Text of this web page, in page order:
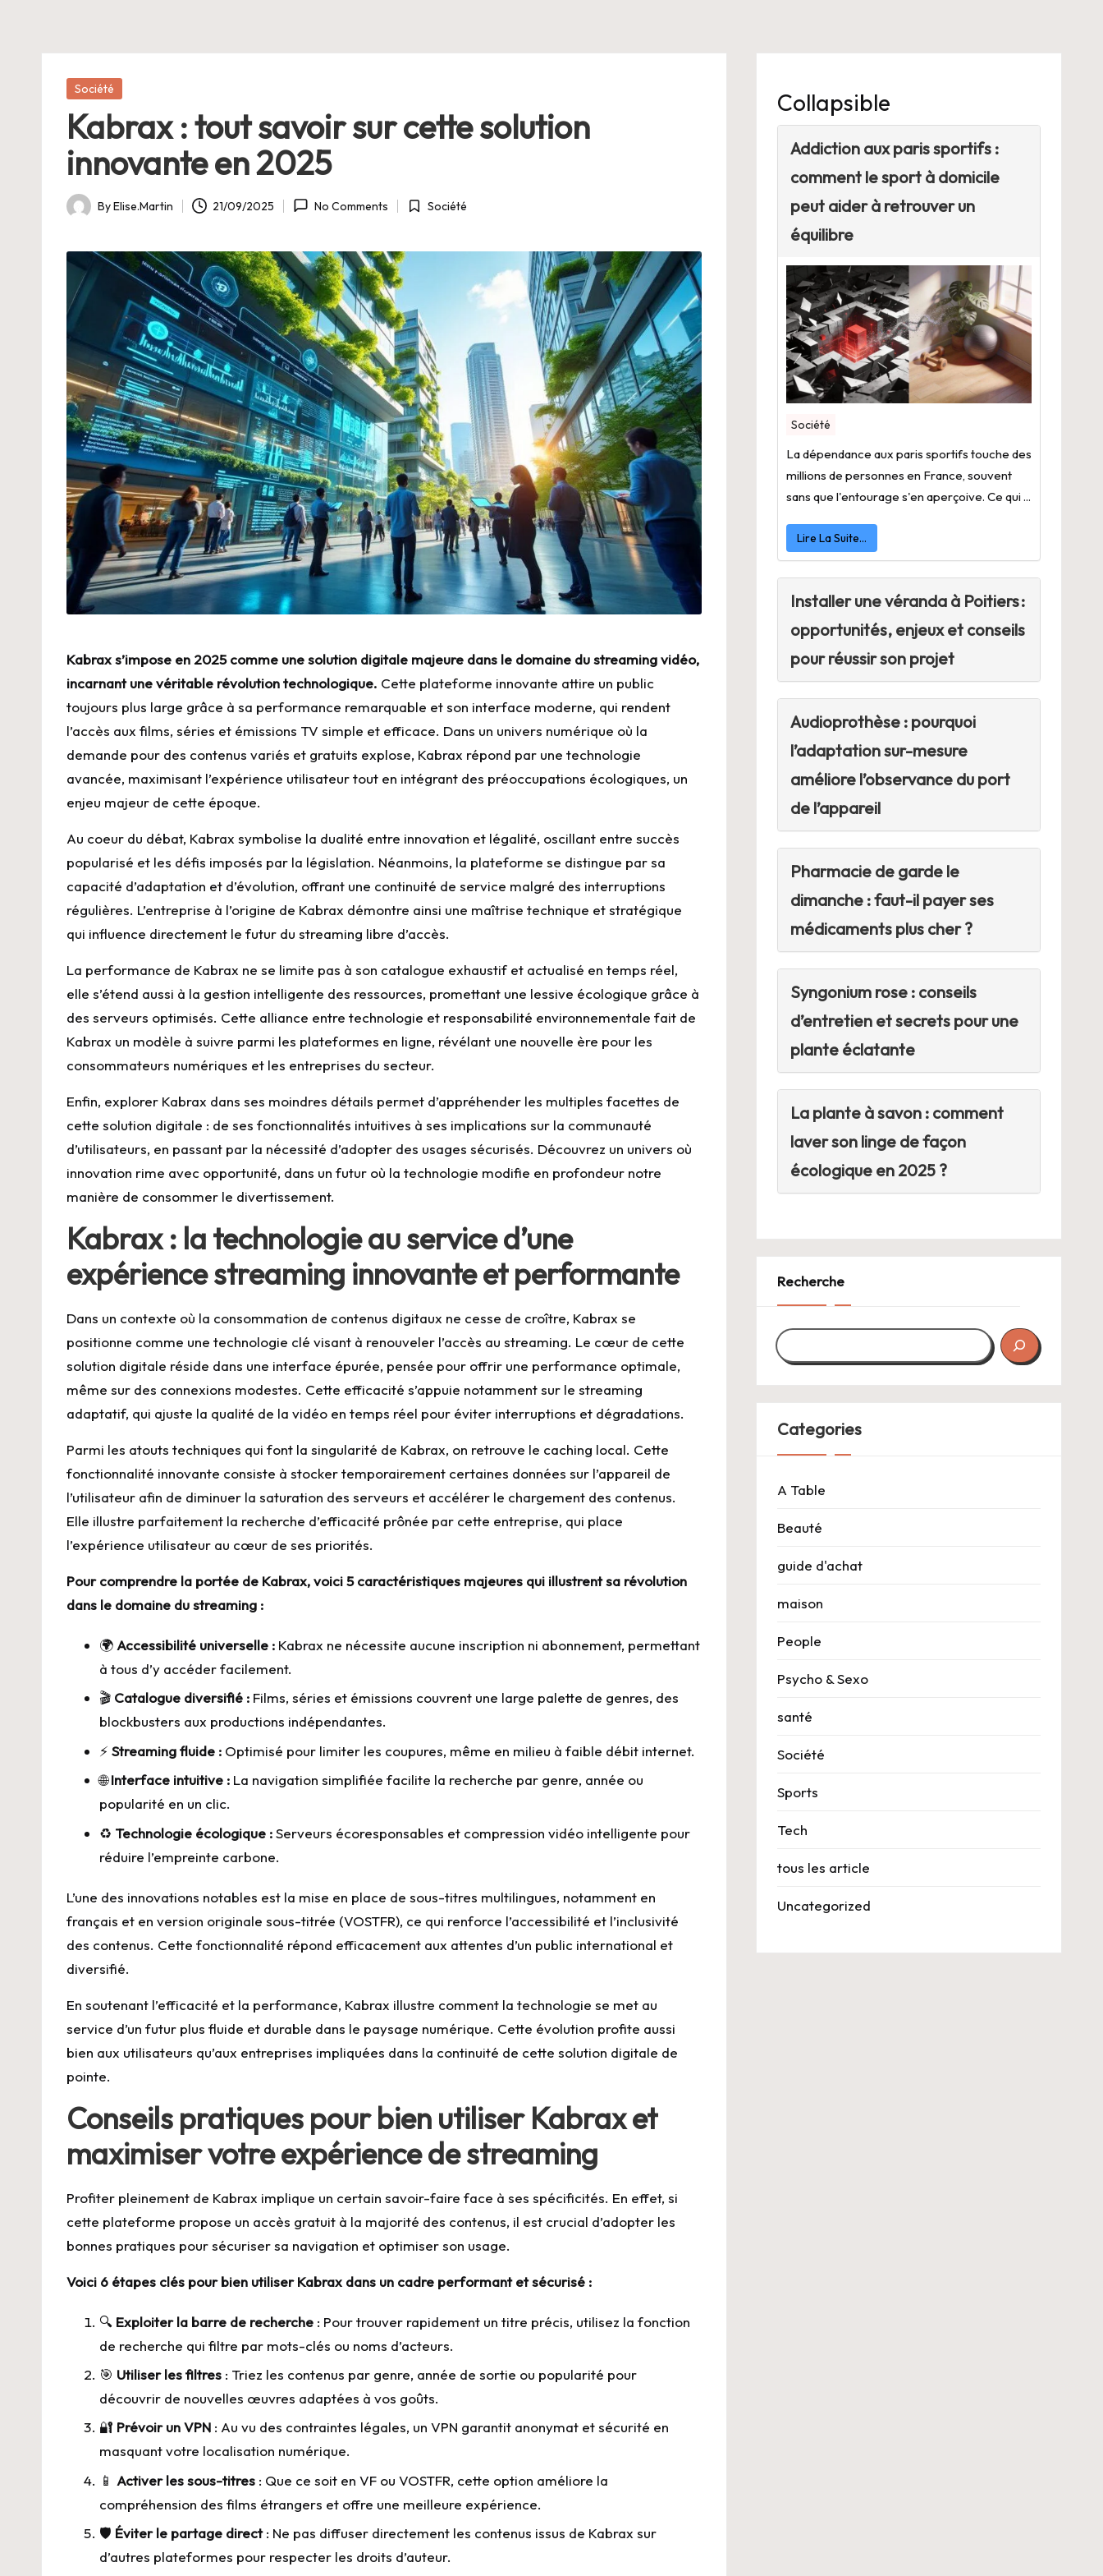
Posted
Société
Kabrax : tout savoir sur cette solution
innovante en 2025
Posted
ByElise.Martin 21/09/2025 No Comments
Posted
Société
Kabrax s’impose en 2025 comme une solution digitale majeure dans le domaine du streaming vidéo,
incarnant une véritable révolution technologique. Cette plateforme innovante attire un public
toujours plus large grâce à sa performance remarquable et son interface moderne, qui rendent
l’accès aux films, séries et émissions TV simple et efficace. Dans un univers numérique où la
demande pour des contenus variés et gratuits explose, Kabrax répond par une technologie
avancée, maximisant l’expérience utilisateur tout en intégrant des préoccupations écologiques, un
enjeu majeur de cette époque.
Au coeur du débat, Kabrax symbolise la dualité entre innovation et légalité, oscillant entre succès
popularisé et les défis imposés par la législation. Néanmoins, la plateforme se distingue par sa
capacité d’adaptation et d’évolution, offrant une continuité de service malgré des interruptions
régulières. L’entreprise à l’origine de Kabrax démontre ainsi une maîtrise technique et stratégique
qui influence directement le futur du streaming libre d’accès.
La performance de Kabrax ne se limite pas à son catalogue exhaustif et actualisé en temps réel,
elle s’étend aussi à la gestion intelligente des ressources, promettant une lessive écologique grâce à
des serveurs optimisés. Cette alliance entre technologie et responsabilité environnementale fait de
Kabrax un modèle à suivre parmi les plateformes en ligne, révélant une nouvelle ère pour les
consommateurs numériques et les entreprises du secteur.
Enfin, explorer Kabrax dans ses moindres détails permet d’appréhender les multiples facettes de
cette solution digitale : de ses fonctionnalités intuitives à ses implications sur la communauté
d’utilisateurs, en passant par la nécessité d’adopter des usages sécurisés. Découvrez un univers où
innovation rime avec opportunité, dans un futur où la technologie modifie en profondeur notre
manière de consommer le divertissement.
Kabrax : la technologie au service d’une
expérience streaming innovante et performante
Dans un contexte où la consommation de contenus digitaux ne cesse de croître, Kabrax se
positionne comme une technologie clé visant à renouveler l’accès au streaming. Le cœur de cette
solution digitale réside dans une interface épurée, pensée pour offrir une performance optimale,
même sur des connexions modestes. Cette efficacité s’appuie notamment sur le streaming
adaptatif, qui ajuste la qualité de la vidéo en temps réel pour éviter interruptions et dégradations.
Parmi les atouts techniques qui font la singularité de Kabrax, on retrouve le caching local. Cette
fonctionnalité innovante consiste à stocker temporairement certaines données sur l’appareil de
l’utilisateur afin de diminuer la saturation des serveurs et accélérer le chargement des contenus.
Elle illustre parfaitement la recherche d’efficacité prônée par cette entreprise, qui place
l’expérience utilisateur au cœur de ses priorités.
Pour comprendre la portée de Kabrax, voici 5 caractéristiques majeures qui illustrent sa révolution
dans le domaine du streaming :
🌍 Accessibilité universelle : Kabrax ne nécessite aucune inscription ni abonnement, permettant
à tous d’y accéder facilement.
🎬 Catalogue diversifié : Films, séries et émissions couvrent une large palette de genres, des
blockbusters aux productions indépendantes.
⚡ Streaming fluide : Optimisé pour limiter les coupures, même en milieu à faible débit internet.
🌐Interface intuitive : La navigation simplifiée facilite la recherche par genre, année ou
popularité en un clic.
♻️ Technologie écologique :Serveurs écoresponsables et compression vidéo intelligente pour
réduire l’empreinte carbone.
L’une des innovations notables est la mise en place de sous-titres multilingues, notamment en
français et en version originale sous-titrée (VOSTFR), ce qui renforce l’accessibilité et l’inclusivité
des contenus. Cette fonctionnalité répond efficacement aux attentes d’un public international et
diversifié.
En soutenant l’efficacité et la performance, Kabrax illustre comment la technologie se met au
service d’un futur plus fluide et durable dans le paysage numérique. Cette évolution profite aussi
bien aux utilisateurs qu’aux entreprises impliquées dans la continuité de cette solution digitale de
pointe.
Conseils pratiques pour bien utiliser Kabrax et
maximiser votre expérience de streaming
Profiter pleinement de Kabrax implique un certain savoir-faire face à ses spécificités. En effet, si
cette plateforme propose un accès gratuit à la majorité des contenus, il est crucial d’adopter les
bonnes pratiques pour sécuriser sa navigation et optimiser son usage.
Voici 6 étapes clés pour bien utiliser Kabrax dans un cadre performant et sécurisé :
🔍 Exploiter la barre de recherche : Pour trouver rapidement un titre précis, utilisez la fonction
de recherche qui filtre par mots-clés ou noms d’acteurs.
🎯 Utiliser les filtres : Triez les contenus par genre, année de sortie ou popularité pour
découvrir de nouvelles œuvres adaptées à vos goûts.
🔐 Prévoir un VPN : Au vu des contraintes légales, un VPN garantit anonymat et sécurité en
masquant votre localisation numérique.
📱 Activer les sous-titres : Que ce soit en VF ou VOSTFR, cette option améliore la
compréhension des films étrangers et offre une meilleure expérience.
🛡️ Éviter le partage direct: Ne pas diffuser directement les contenus issus de Kabrax sur
d’autres plateformes pour respecter les droits d’auteur.
Collapsible
Addiction aux paris sportifs :
comment le sport à domicile
peut aider à retrouver un
équilibre
Société
La dépendance aux paris sportifs touche des
millions de personnes en France, souvent
sans que l'entourage s'en aperçoive. Ce qui ...
Lire La Suite…
Installer une véranda à Poitiers :
opportunités, enjeux et conseils
pour réussir son projet
Audioprothèse : pourquoi
l’adaptation sur-mesure
améliore l’observance du port
de l’appareil
Pharmacie de garde le
dimanche : faut-il payer ses
médicaments plus cher ?
Syngonium rose : conseils
d’entretien et secrets pour une
plante éclatante
La plante à savon : comment
laver son linge de façon
écologique en 2025 ?
Recherche
Categories
A Table
Beauté
guide d'achat
maison
People
Psycho & Sexo
santé
Société
Sports
Tech
tous les article
Uncategorized